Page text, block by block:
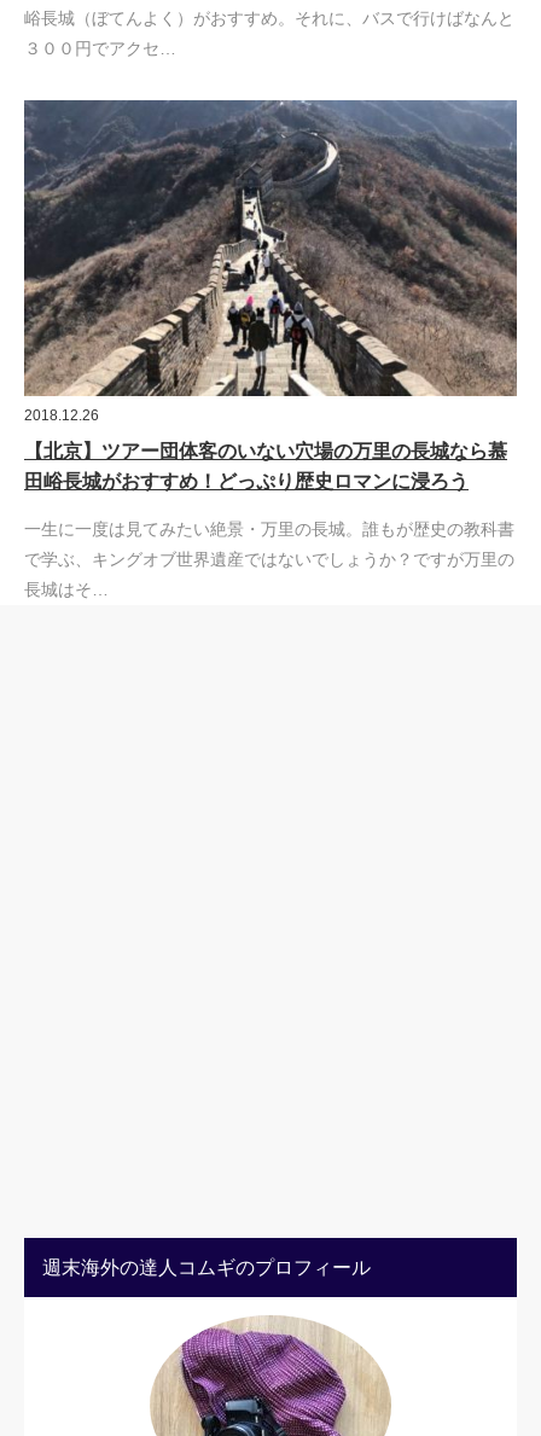
峪長城（ぼてんよく）がおすすめ。それに、バスで行けばなんと
３００円でアクセ…
2018.12.26
【北京】ツアー団体客のいない穴場の万里の長城なら慕
田峪長城がおすすめ！どっぷり歴史ロマンに浸ろう
一生に一度は見てみたい絶景・万里の長城。誰もが歴史の教科書
で学ぶ、キングオブ世界遺産ではないでしょうか？ですが万里の
長城はそ…
週末海外の達人コムギのプロフィール